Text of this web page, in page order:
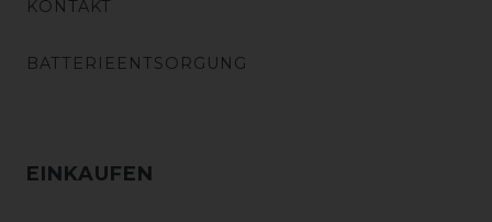
KONTAKT
BATTERIEENTSORGUNG
EINKAUFEN